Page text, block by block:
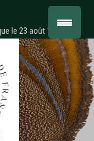
le 23 août 1878